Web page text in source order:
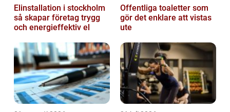
Elinstallation i stockholm
så skapar företag trygg
och energieffektiv el
Offentliga toaletter som
gör det enklare att vistas
ute